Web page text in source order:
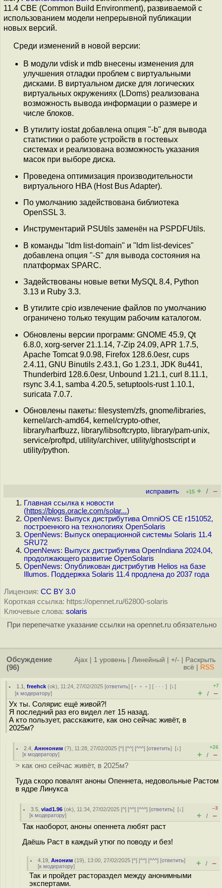
11.4 CBE (Common Build Environment), развиваемой с
использованием модели непрерывной публикации
новых версий.
Среди изменений в новой версии:
В модули vdisk и mdb внесены изменения для
улучшения отладки проблем с виртуальными
дисками. В виртуальном диске для логических
виртуальных окружениях (LDoms) реализована
возможность вывода информации о размере и
числе блоков.
В утилиту iostat добавлена опция "-b" для вывода
статистики о работе устройств в гостевых
системах и реализована возможность указания
масок при выборе диска.
Проведена оптимизация производительности
виртуального HBA (Host Bus Adapter).
По умолчанию задействована библиотека
OpenSSL 3.
Инструментарий PSUtils заменён на PSPDFUtils.
В команды "ldm list-domain" и "ldm list-devices"
добавлена опция "-S" для вывода состояния на
платформах SPARC.
Задействованы новые ветки MySQL 8.4, Python
3.13 и Ruby 3.3.
В утилите cpio извлечение файлов по умолчанию
ограничено только текущим рабочим каталогом.
Обновлены версии программ: GNOME 45.9, Qt
6.8.0, xorg-server 21.1.14, 7-Zip 24.09, APR 1.7.5,
Apache Tomcat 9.0.98, Firefox 128.6.0esr, cups
2.4.11, GNU Binutils 2.43.1, Go 1.23.1, JDK 8u441,
Thunderbird 128.6.0esr, Unbound 1.21.1, curl 8.11.1,
rsync 3.4.1, samba 4.20.5, setuptools-rust 1.10.1,
suricata 7.0.7.
Обновлены пакеты: filesystem/zfs, gnome/libraries,
kernel/arch-amd64, kernel/crypto-other,
library/harfbuzz, library/libsoftcrypto, library/pam-unix,
service/proftpd, utility/archiver, utility/ghostscript и
utility/python.
исправить +15 + / –
Главная ссылка к новости
(https://blogs.oracle.com/solar...)
OpenNews: Выпуск дистрибутива OmniOS CE r151052,
построенного на технологиях OpenSolaris
OpenNews: Выпуск операционной системы Solaris 11.4
SRU72
OpenNews: Выпуск дистрибутива OpenIndiana 2024.04,
продолжающего развитие OpenSolaris
OpenNews: Опубликован дистрибутив Helios на базе
Illumos. Поддержка Solaris 11.4 продлена до 2037 года
Лицензия: CC BY 3.0
Короткая ссылка: https://opennet.ru/62800-solaris
Ключевые слова: solaris
При перепечатке указание ссылки на opennet.ru обязательно
Обсуждение
(96)
Ajax 1 уровень Линейный +/-
Раскрыть
всё
RSS
1.1 ,freehck (ok), 11:24, 27/02/2025 [ответить] [ ﹢﹢﹢] [ · · ·][↓]
[к модератору]
+7
+ / –
Ух ты. Солярис ещё живой?!
Я последний раз его видел лет 15 назад.
А кто пользует, расскажите, как оно сейчас живёт, в
2025м?
2.4 ,Аннноним (?), 11:28, 27/02/2025 [^] [^^] [^^^] [ответить][↓]
[к модератору]
+26
+ / –
> как оно сейчас живёт, в 2025м?
Туда скоро повалят аноны Опеннета, недовольные Растом
в ядре Линукса
3.5 ,vlad1.96 (ok), 11:34, 27/02/2025 [^] [^^] [^^^] [ответить][↓]
[к модератору]
–3
+ / –
Так наоборот, аноны опеннета любят раст
Даёшь Раст в каждый утюг по поводу и без!
4.19 ,Аноним (19), 13:00, 27/02/2025 [^] [^^] [^^^] [ответить]
[к модератору] + / –
Так и пройдет растораздел между анонимными
экспертами.